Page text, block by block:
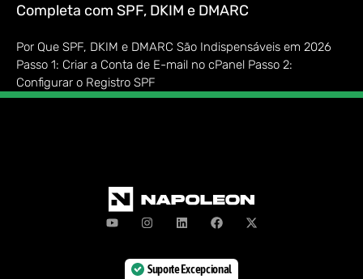
Completa com SPF, DKIM e DMARC
Por Que SPF, DKIM e DMARC São Indispensáveis em 2026
Passo 1: Criar a Conta de E-mail no cPanel Passo 2:
Configurar o Registro SPF
Suporte Excepcional